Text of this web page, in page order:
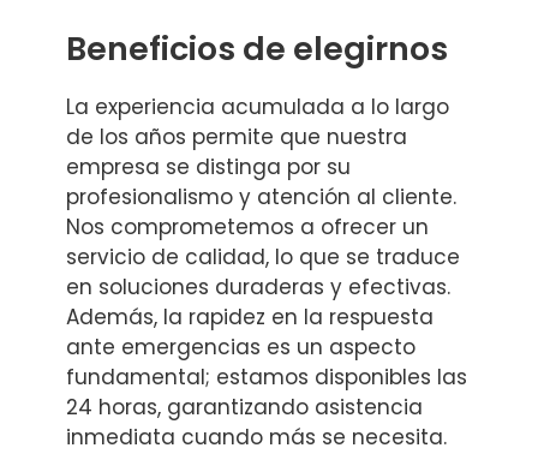
Beneficios de elegirnos
La experiencia acumulada a lo largo
de los años permite que nuestra
empresa se distinga por su
profesionalismo y atención al cliente.
Nos comprometemos a ofrecer un
servicio de calidad, lo que se traduce
en soluciones duraderas y efectivas.
Además, la rapidez en la respuesta
ante emergencias es un aspecto
fundamental; estamos disponibles las
24 horas, garantizando asistencia
inmediata cuando más se necesita.